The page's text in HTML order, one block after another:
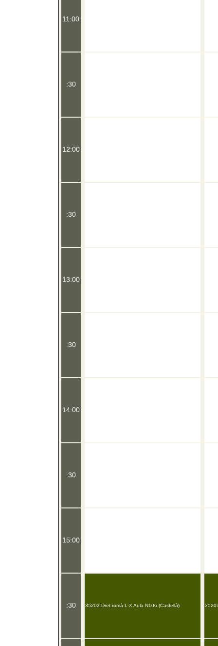
11:00
:30
12:00
:30
13:00
:30
14:00
:30
15:00
:30 35203 Dret romà L-X Aula N106 (Castellà)